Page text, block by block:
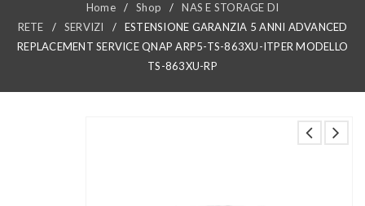
Home / Shop /
NAS E STORAGE DI
RETE
/ SERVIZI /
ESTENSIONE GARANZIA 5 ANNI ADVANCED
REPLACEMENT SERVICE QNAP ARP5-TS-863XU-ITPER MODELLO
TS-863XU-RP